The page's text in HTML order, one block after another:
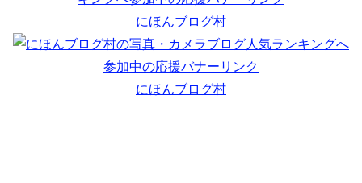
にほんブログ村
にほんブログ村